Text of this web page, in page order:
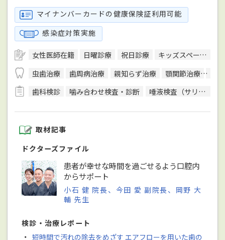
マイナンバーカードの健康保険証利用可能
感染症対策実施
女性医師在籍 日曜診療 祝日診療
キッズスペースあり
虫歯治療
歯周病治療 親知らず治療 顎関節治療
歯科検診
噛み合わせ検査・診断 唾液検査（サリバテスト）
取材記事
ドクターズファイル
患者が幸せな時間を過ごせるよう口腔内
からサポート
小石 健 院長、今田 愛 副院長、岡野 大
輔 先生
検診・治療レポート
・ 短時間で汚れの除去をめざす エアフローを用いた歯の